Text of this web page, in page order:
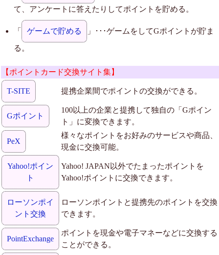
て、アンケートに答えたりしてポイントを貯める。
「 ゲームで貯める 」･･･ゲームをしてGポイントが貯ま
る。
【ポイントカード交換サイト集】
T-SITE 提携企業間でポイントの交換ができる。
Gポイント
100以上の企業と提携して独自の「Gポイン
ト」に変換できます。
PeX
様々なポイントをお好みのサービスや商品、
現金に交換可能。
Yahoo!ポイン
ト
Yahoo! JAPAN以外でたまったポイントを
Yahoo!ポイントに交換できます。
ローソンポイ
ント交換
ローソンポイントと提携先のポイントを交換
できます。
PointExchange
ポイントを現金や電子マネーなどに交換する
ことができる。